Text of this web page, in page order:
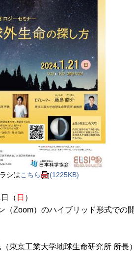
はこちら (1225KB)
（ 日 ）
Zoom）のハイブリッド形式での
（東京工業大学地球生命研究所 所長